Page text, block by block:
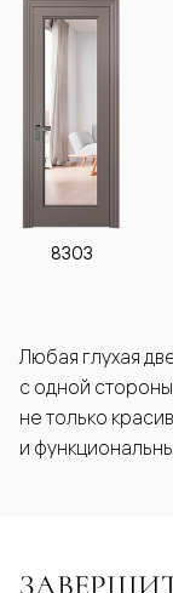
8303
Любая глухая
с одной
не только
и